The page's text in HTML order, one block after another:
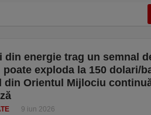
din energie trag un semnal
exploda la 150 dolari/
din Orientul Mijlociu
9 iun 2026